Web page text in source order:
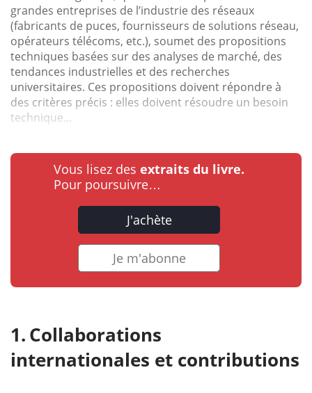
grandes entreprises de l’industrie des réseaux
(fabricants de puces, fournisseurs de solutions réseau,
opérateurs télécoms, etc.), soumet des propositions
techniques basées sur des analyses de marché, des
tendances industrielles et des recherches
universitaires. Ces propositions doivent répondre à
des critères précis : elles doivent résoudre un besoin
technique...
Vous lisez des extraits du livre.
Pour poursuivre…
J'achète
Je m'abonne
Collaborations
internationales et contributions